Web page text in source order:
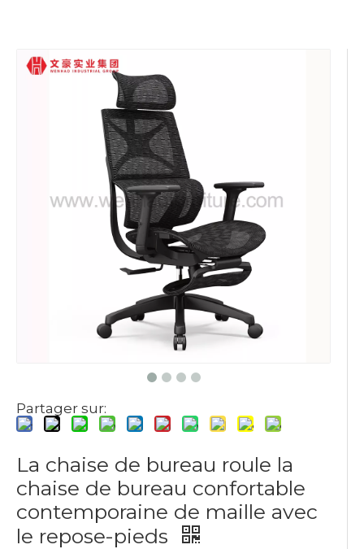
Partager sur:
La chaise de bureau roule la
chaise de bureau confortable
contemporaine de maille avec
le repose-pieds